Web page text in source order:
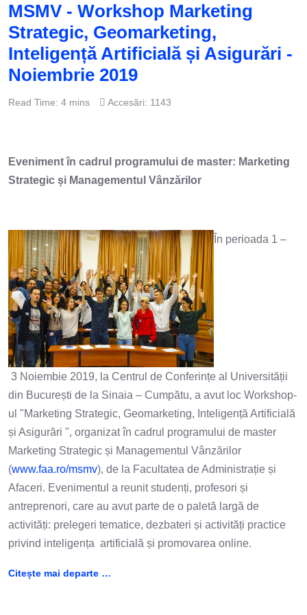
MSMV - Workshop Marketing
Strategic, Geomarketing,
Inteligență Artificială și Asigurări -
Noiembrie 2019
Read Time: 4 mins Accesări: 1143
Eveniment în cadrul programului de master: Marketing
Strategic și Managementul Vânzărilor
În perioada 1 –
3 Noiembie 2019, la Centrul de Conferințe al Universității
din București de la Sinaia – Cumpătu, a avut loc Workshop-
ul "Marketing Strategic, Geomarketing, Inteligență Artificială
și Asigurări ", organizat în cadrul programului de master
Marketing Strategic și Managementul Vânzărilor
(www.faa.ro/msmv), de la Facultatea de Administrație și
Afaceri. Evenimentul a reunit studenți, profesori și
antreprenori, care au avut parte de o paletă largă de
activități: prelegeri tematice, dezbateri și activități practice
privind inteligența artificială și promovarea online.
Citește mai departe …